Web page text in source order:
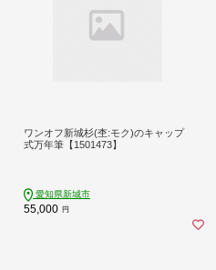
ワンオフ新城杉(杢:モク)のキャップ
式万年筆【1501473】
愛知県新城市
55,000 円